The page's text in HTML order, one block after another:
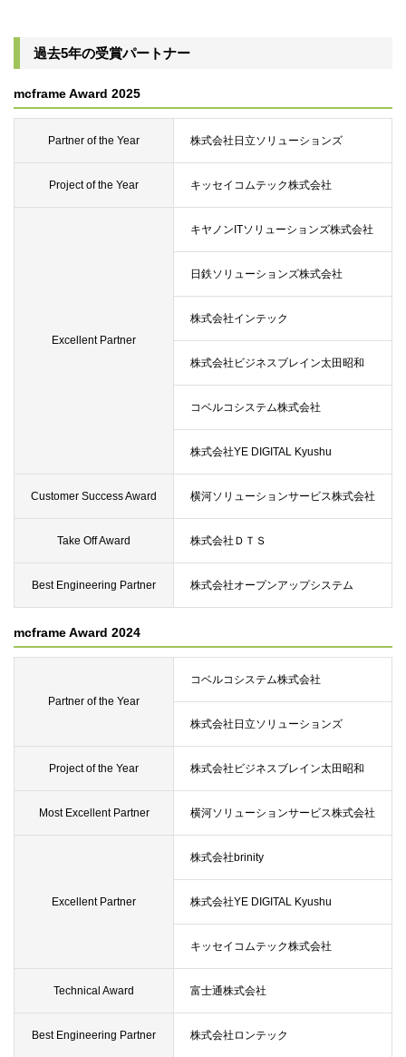
過去5年の受賞パートナー
mcframe Award 2025
Partner of the Year 株式会社日立ソリューションズ
Project of the Year キッセイコムテック株式会社
Excellent Partner
キヤノンITソリューションズ株式会社
日鉄ソリューションズ株式会社
株式会社インテック
株式会社ビジネスブレイン太田昭和
コベルコシステム株式会社
株式会社YE DIGITAL Kyushu
Customer Success Award 横河ソリューションサービス株式会社
Take Off Award 株式会社ＤＴＳ
Best Engineering Partner 株式会社オープンアップシステム
mcframe Award 2024
Partner of the Year
コベルコシステム株式会社
株式会社日立ソリューションズ
Project of the Year 株式会社ビジネスブレイン太田昭和
Most Excellent Partner 横河ソリューションサービス株式会社
Excellent Partner
株式会社brinity
株式会社YE DIGITAL Kyushu
キッセイコムテック株式会社
Technical Award 富士通株式会社
Best Engineering Partner 株式会社ロンテック